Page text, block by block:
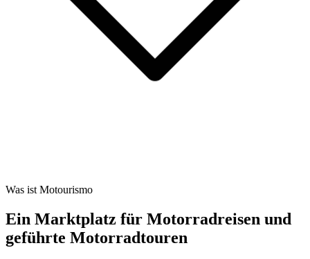
Was ist Motourismo
Ein Marktplatz für Motorradreisen und
geführte Motorradtouren